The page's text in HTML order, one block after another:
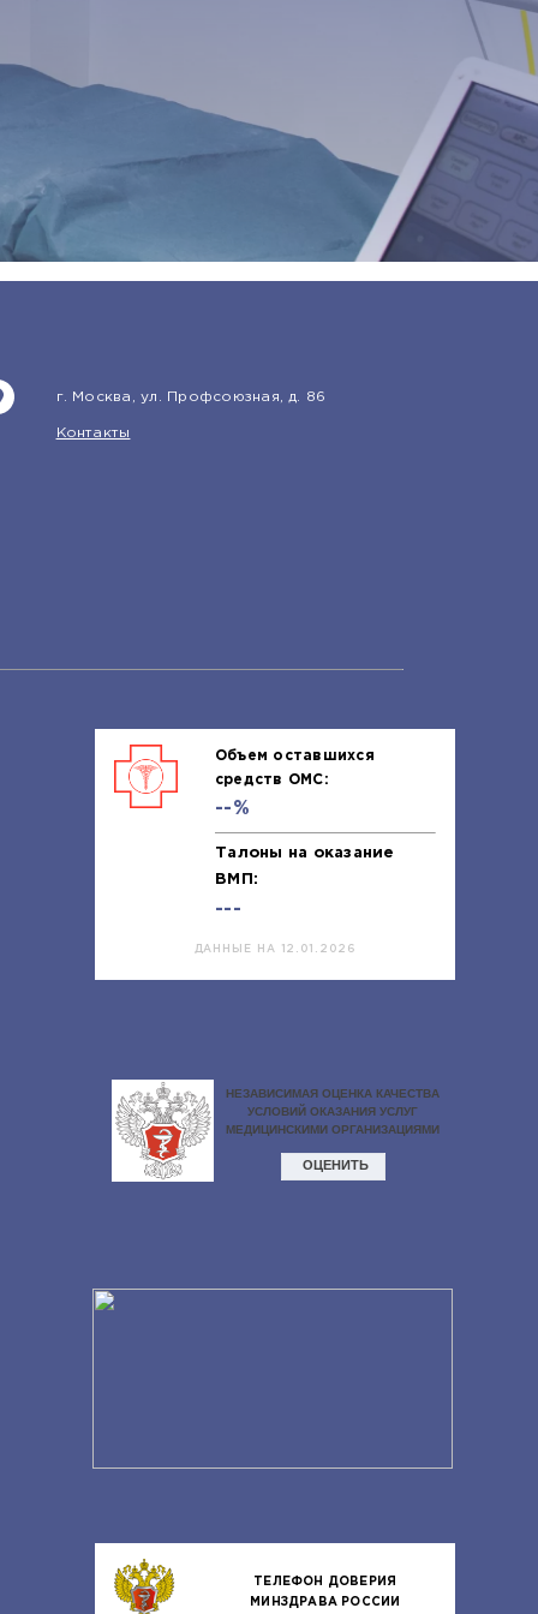
г. Москва, ул. Профсоюзная, д. 86
Контакты
Объем оставшихся
средств ОМС:
--%
Талоны на оказание
ВМП:
---
ДАННЫЕ НА 12.01.2026
ТЕЛЕФОН ДОВЕРИЯ
МИНЗДРАВА РОССИИ